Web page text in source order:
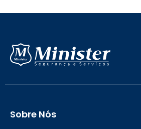
Sobre Nós